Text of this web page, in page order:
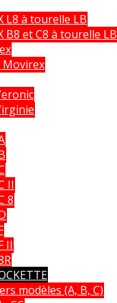
L8 à tourelle LB
B8 et C8 à tourelle LB
Movirex
II
8
II
modèles (A, B, C)